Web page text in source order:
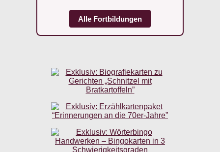
Alle Fortbildungen